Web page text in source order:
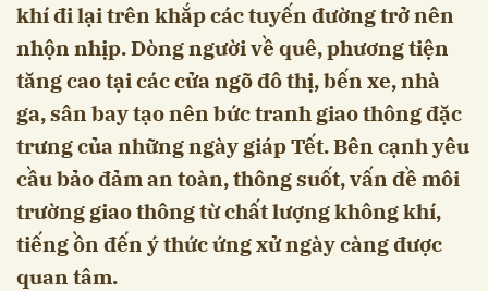
khí đi lại trên khắp các tuyến đường trở nên
nhộn nhịp. Dòng người về quê, phương tiện
tăng cao tại các cửa ngõ đô thị, bến xe, nhà
ga, sân bay tạo nên bức tranh giao thông đặc
trưng của những ngày giáp Tết. Bên cạnh yêu
cầu bảo đảm an toàn, thông suốt, vấn đề môi
trường giao thông từ chất lượng không khí,
tiếng ồn đến ý thức ứng xử ngày càng được
quan tâm.